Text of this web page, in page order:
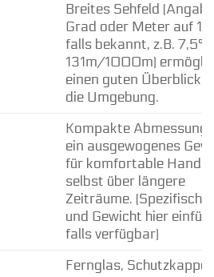
Breites Sehfeld
Grad oder Meter auf
falls bekannt, z.B. 7,5°
131m/1000m)
einen guten Überblick
die Umgebung.
Kompakte
ein ausgewogenes
für komfortable
selbst über längere
Zeiträume. (Spezifische
und Gewicht hier
falls verfügbar)
Fernglas,